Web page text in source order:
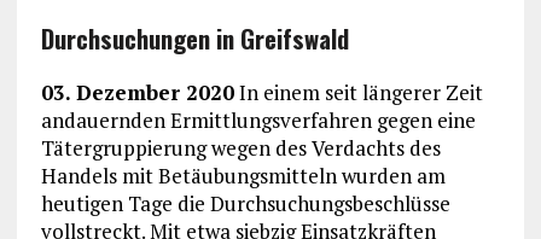
Durchsuchungen in Greifswald
03. Dezember 2020In einem seit längerer Zeit
andauernden Ermittlungsverfahren gegen eine
Tätergruppierung wegen des Verdachts des
Handels mit Betäubungsmitteln wurden am
heutigen Tage die Durchsuchungsbeschlüsse
vollstreckt. Mit etwa siebzig Einsatzkräften